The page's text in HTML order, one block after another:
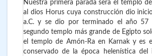
Nuestra primera parada será el templo
al dios Horus cuya construcción dio
a.C. y se dio por terminado el año 57
segundo templo más grande de Egipto
el templo de Amón-Ra en Karnak y es
conservado de la época helenística del